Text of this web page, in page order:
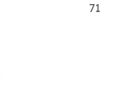
71